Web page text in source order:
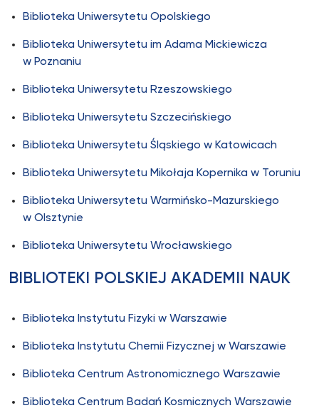
Biblioteka Uniwersytetu Opolskiego
Biblioteka Uniwersytetu im Adama Mickiewicza
w Poznaniu
Biblioteka Uniwersytetu Rzeszowskiego
Biblioteka Uniwersytetu Szczecińskiego
Biblioteka Uniwersytetu Śląskiego w Katowicach
Biblioteka Uniwersytetu Mikołaja Kopernika w Toruniu
Biblioteka Uniwersytetu Warmińsko-Mazurskiego
w Olsztynie
Biblioteka Uniwersytetu Wrocławskiego
BIBLIOTEKI POLSKIEJ AKADEMII NAUK
Biblioteka Instytutu Fizyki w Warszawie
Biblioteka Instytutu Chemii Fizycznej w Warszawie
Biblioteka Centrum Astronomicznego Warszawie
Biblioteka Centrum Badań Kosmicznych Warszawie